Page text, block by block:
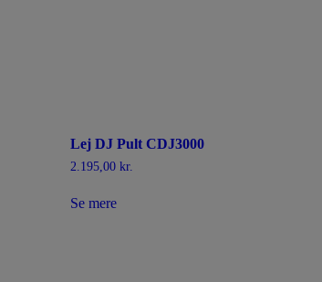
Lej DJ Pult CDJ3000
2.195,00kr.
Se mere